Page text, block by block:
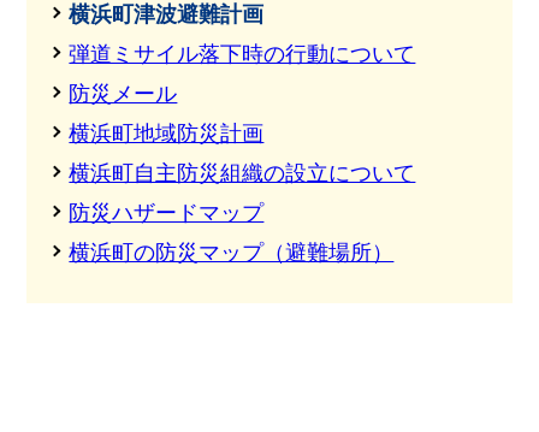
横浜町津波避難計画
弾道ミサイル落下時の行動について
防災メール
横浜町地域防災計画
横浜町自主防災組織の設立について
防災ハザードマップ
横浜町の防災マップ（避難場所）